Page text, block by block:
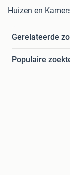
Huizen en
Gerelateerde
Populaire